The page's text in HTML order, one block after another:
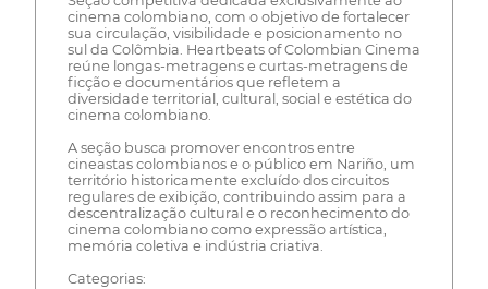
cinema colombiano, com o objetivo de fortalecer
sua circulação, visibilidade e posicionamento no
sul da Colômbia. Heartbeats of Colombian Cinema
reúne longas-metragens e curtas-metragens de
ficção e documentários que refletem a
diversidade territorial, cultural, social e estética do
cinema colombiano.
A seção busca promover encontros entre
cineastas colombianos e o público em Nariño, um
território historicamente excluído dos circuitos
regulares de exibição, contribuindo assim para a
descentralização cultural e o reconhecimento do
cinema colombiano como expressão artística,
memória coletiva e indústria criativa.
Categorias: